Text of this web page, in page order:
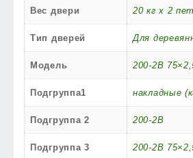
Вес двери 20 кг x 2
Тип дверей Для
Модель 200-2B
Подгруппа1 накладные
Подгруппа 2 200-2B
Подгруппа 3 200-2B